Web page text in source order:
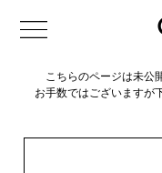
こちらのページは未公
お手数ではございますが